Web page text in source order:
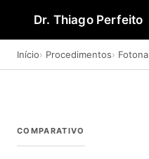
Dr. Thiago Perfeito
Início Procedimentos
COMPARATIVO